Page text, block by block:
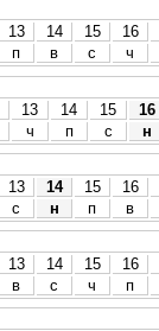
13 14 15
16
п в с
ч
13 14 15
16
ч п с
н
13 14 15
16
с н п
в
13 14 15
16
в с ч
п